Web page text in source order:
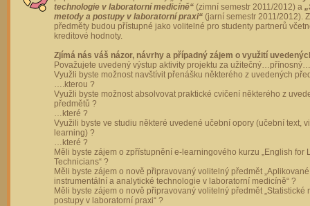
technologie v laboratorní medicíně“ (zimní semestr 2011/2012) a
metody a postupy v laboratorní praxi“ (jarní semestr 2011/2012).
předměty budou přístupné jako volitelné pro studenty partnerů
kreditové hodnoty.
Zjímá nás váš názor, návrhy a případný zájem o využití
Považujete uvedený výstup aktivity projektu za
Využli byste možnost navštívit přenášku některého z uvedených
….kterou ?
Využli byste možnost absolvovat praktické cvičení některého z
předmětů ?
…které ?
Využili byste ve studiu některé uvedené učební opory (učební text,
learning) ?
…které ?
Měli byste zájem o zpřístupnění e-learningového kurzu „English for
Technicians“ ?
Měli byste zájem o nově připravovaný volitelný předmět „Aplikované
instrumentální a analytické technologie v laboratorní medicíně“ ?
Měli byste zájem o nově připravovaný volitelný předmět „Statistické
postupy v laboratorní praxi“ ?